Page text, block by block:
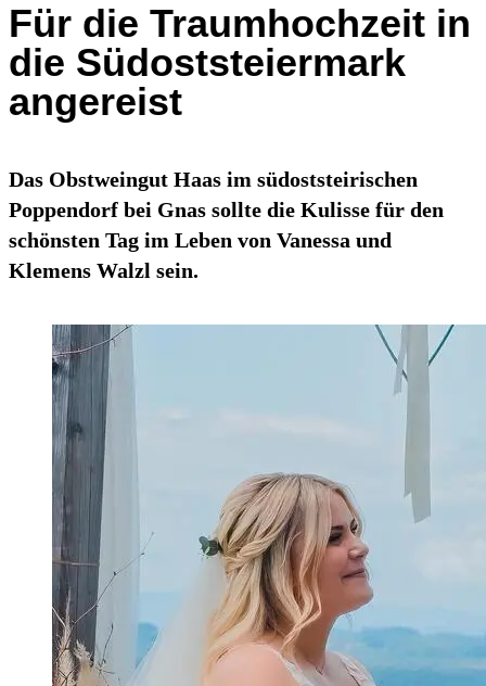
Für die Traumhochzeit in
die Südoststeiermark
angereist
Das Obstweingut Haas im südoststeirischen
Poppendorf bei Gnas sollte die Kulisse für den
schönsten Tag im Leben von Vanessa und
Klemens Walzl sein.